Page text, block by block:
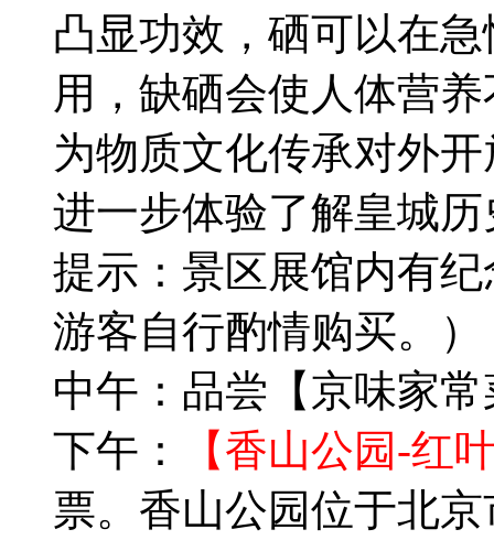
凸显功效，硒可以在
用，缺硒会使人体营
为物质文化传承对外
进一步体验了解皇城
提示：景区展馆内有
游客自行酌情购买。）
中午：品尝【京味家
下午：
【香山公园-红
票。香山公园位于北